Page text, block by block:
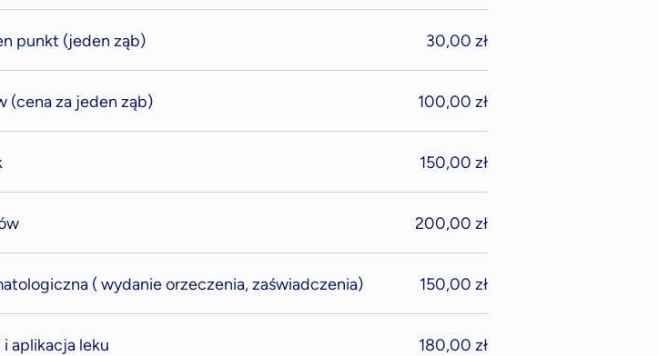
punkt (jeden ząb) 30,00 zł
(cena za jeden ząb) 100,00 zł
150,00 zł
200,00 zł
( wydanie orzeczenia, zaświadczenia) 150,00 zł
i aplikacja leku 180,00 zł